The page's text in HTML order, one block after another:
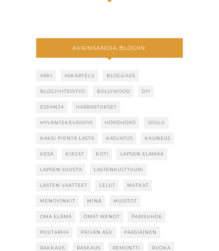
AVAINSANOJA BLOGIIN:
ARKI ASKARTELU BLOGGAUS
BLOGIYHTEISTYÖ BOLLYWOOD DIY
ESPANJA HARRASTUKSET
HYVÄNTEKEVÄISYYS HÖPÖHÖPÖ JOULU
KAKSI PIENTÄ LASTA KASVATUS KAUNEUS
KESÄ KIRJAT KOTI LAPSEN ELÄMÄÄ
LAPSEN SUUSTA LASTENKULTTUURI
LASTEN VAATTEET LELUT MATKAT
MENOVINKIT MINÄ MUISTOT
OMA ELÄMÄ OMAT MENOT PARISUHDE
PUUTARHA PÄIVÄN ASU PÄÄSIÄINEN
RAKKAUS RASKAUS REMONTTI RUOKA